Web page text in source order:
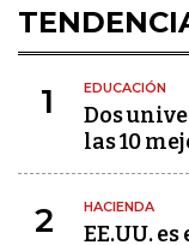
1 EDUCACIÓN
Dos
las 10
2 HACIENDA
EE.UU.